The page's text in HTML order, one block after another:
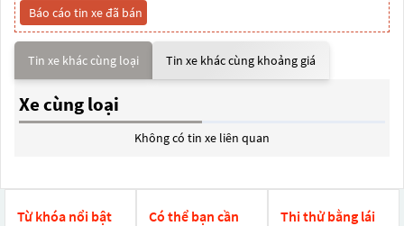
Báo cáo tin xe đã bán
Tin xe khác cùng loại Tin xe khác cùng khoảng giá
Xe cùng loại
Không có tin xe liên quan
Từ khóa nổi bật Có thể bạn cần
Thi thử bằng lái